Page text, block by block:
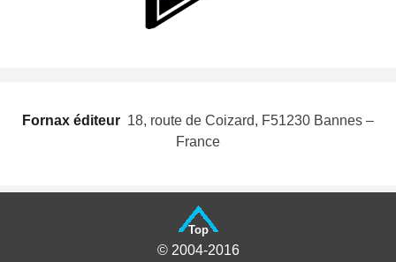
Fornax éditeur  18, route de Coizard, F51230 Bannes –
France
Top
© 2004-2016